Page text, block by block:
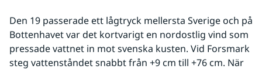
Den 19 passerade ett lågtryck mellersta Sverige och på
Bottenhavet var det kortvarigt en nordostlig vind som
pressade vattnet in mot svenska kusten. Vid Forsmark
steg vattenståndet snabbt från +9 cm till +76 cm. När